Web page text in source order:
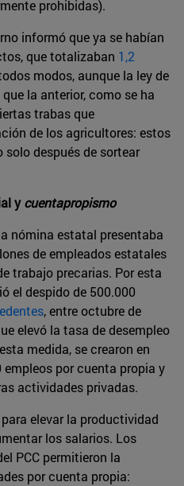
prohibidas).
informó que ya se habían
que totalizaban 1,2
modos, aunque la ley de
la anterior, como se ha
trabas que
de los agricultores: estos
solo después de sortear
ycuentapropismo
nómina estatal presentaba
de empleados estatales
trabajo precarias. Por esta
el despido de 500.000
, entre octubre de
elevó la tasa de desempleo
medida, se crearon en
por cuenta propia y
actividades privadas.
elevar la productividad
los salarios. Los
PCC permitieron la
por cuenta propia: